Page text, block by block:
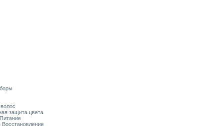
защита цвета
Восстановление